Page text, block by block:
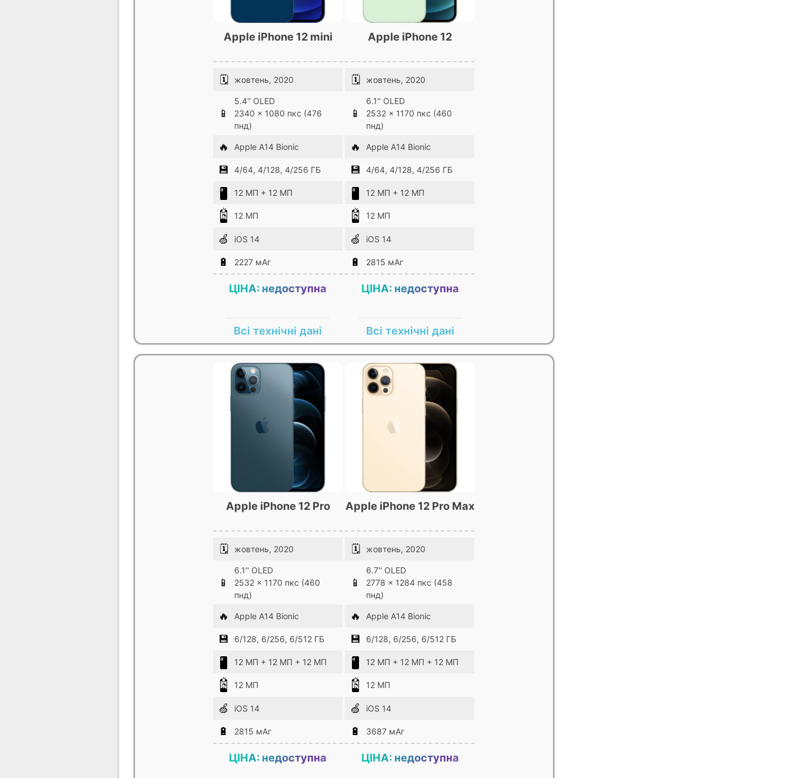
Apple iPhone 12 mini
🗓 жовтень, 2020
📱
5.4'' OLED
2340 x 1080 пкс (476
пнд)
🔥 Apple A14 Bionic
💾 4/64, 4/128, 4/256 ГБ
12 МП + 12 МП
12 МП
🍏 iOS 14
🔋 2227 мАг
ЦІНА: недоступна
Всі технічні дані
Apple iPhone 12
🗓 жовтень, 2020
📱
6.1'' OLED
2532 x 1170 пкс (460
пнд)
🔥 Apple A14 Bionic
💾 4/64, 4/128, 4/256 ГБ
12 МП + 12 МП
12 МП
🍏 iOS 14
🔋 2815 мАг
ЦІНА: недоступна
Всі технічні дані
Apple iPhone 12 Pro
🗓 жовтень, 2020
📱
6.1'' OLED
2532 x 1170 пкс (460
пнд)
🔥 Apple A14 Bionic
💾 6/128, 6/256, 6/512 ГБ
12 МП + 12 МП + 12 МП
12 МП
🍏 iOS 14
🔋 2815 мАг
ЦІНА: недоступна
Apple iPhone 12 Pro Max
🗓 жовтень, 2020
📱
6.7'' OLED
2778 x 1284 пкс (458
пнд)
🔥 Apple A14 Bionic
💾 6/128, 6/256, 6/512 ГБ
12 МП + 12 МП + 12 МП
12 МП
🍏 iOS 14
🔋 3687 мАг
ЦІНА: недоступна